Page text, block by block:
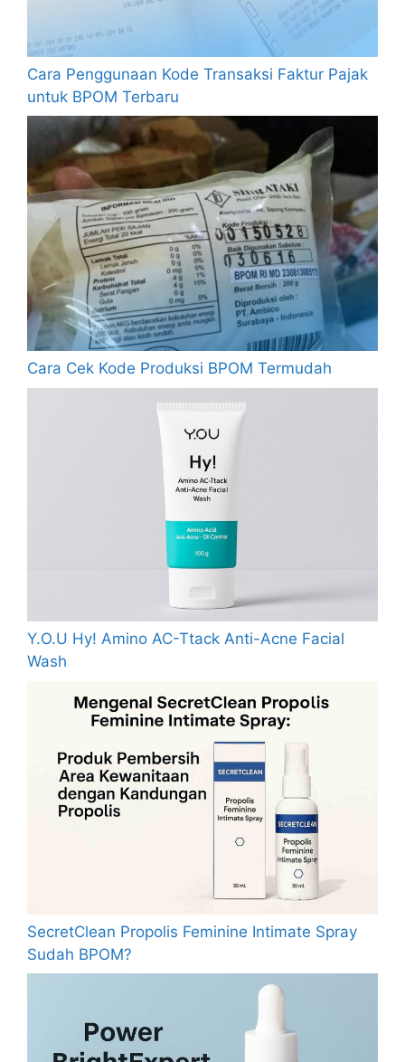
Cara Penggunaan Kode Transaksi Faktur Pajak
untuk BPOM Terbaru
Cara Cek Kode Produksi BPOM Termudah
Y.O.U Hy! Amino AC-Ttack Anti-Acne Facial
Wash
SecretClean Propolis Feminine Intimate Spray
Sudah BPOM?